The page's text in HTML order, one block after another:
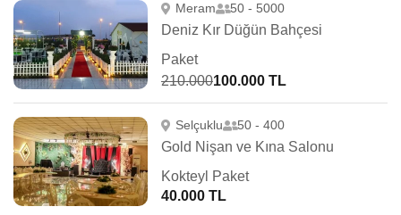
Meram 50 - 5000
Deniz Kır Düğün Bahçesi
Paket
210.000100.000 TL
Selçuklu 50 - 400
Gold Nişan ve Kına Salonu
Kokteyl Paket
40.000 TL